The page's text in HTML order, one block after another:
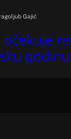
Gajić
očekuje
godinu